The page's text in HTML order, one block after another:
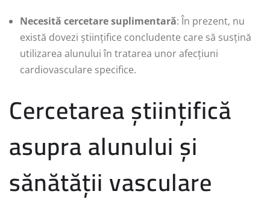
Necesită cercetare suplimentară: În prezent, nu
există dovezi științifice concludente care să susțină
utilizarea alunului în tratarea unor afecțiuni
cardiovasculare specifice.
Cercetarea științifică
asupra alunului și
sănătății vasculare